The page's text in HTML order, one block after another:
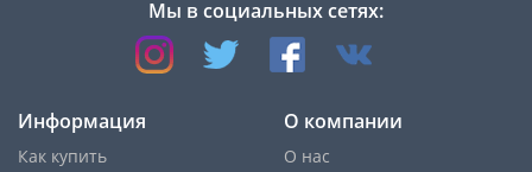
Мы в социальных сетях:
Информация
Как купить
О компании
О нас